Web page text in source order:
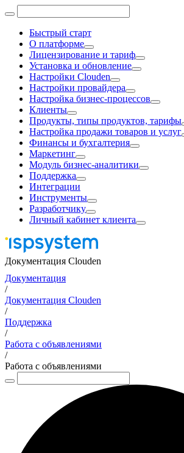
Быстрый старт
О платформе
Лицензирование и тариф
Установка и обновление
Настройки Clouden
Настройки провайдера
Настройка бизнес-процессов
Клиенты
Продукты, типы продуктов, тарифы
Настройка продажи товаров и услуг
Финансы и бухгалтерия
Маркетинг
Модуль бизнес-аналитики
Поддержка
Интеграции
Инструменты
Разработчику
Личный кабинет клиента
Документация Clouden
Документация
/
Документация Clouden
/
Поддержка
/
Работа с объявлениями
/
Работа с объявлениями